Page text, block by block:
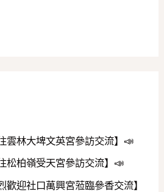
雲林大埤文英宮參訪交流】📣
松柏嶺受天宮參訪交流】📣
歡迎社口萬興宮蒞臨參香交流】